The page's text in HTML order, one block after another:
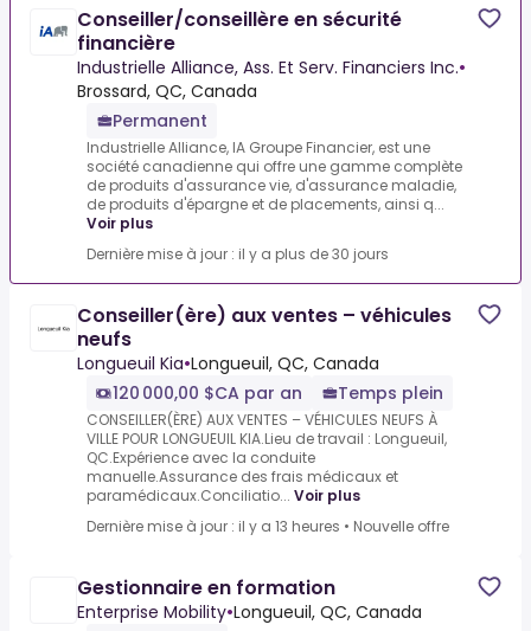
Conseiller/conseillère en sécurité
financière
Industrielle Alliance, Ass. Et Serv. Financiers Inc.•
Brossard, QC, Canada
Permanent
Industrielle Alliance, IA Groupe Financier, est une
société canadienne qui offre une gamme complète
de produits d'assurance vie, d'assurance maladie,
de produits d'épargne et de placements, ainsi q...
Voir plus
Dernière mise à jour : il y a plus de 30 jours
Conseiller(ère) aux ventes – véhicules
neufs
Longueuil Kia•Longueuil, QC, Canada
120 000,00 $CA par an
Temps plein
CONSEILLER(ÈRE) AUX VENTES – VÉHICULES NEUFS À
VILLE POUR LONGUEUIL KIA.Lieu de travail : Longueuil,
QC.Expérience avec la conduite
manuelle.Assurance des frais médicaux et
paramédicaux.Conciliatio... Voir plus
Dernière mise à jour : il y a 13 heures • Nouvelle offre
Gestionnaire en formation
Enterprise Mobility•Longueuil, QC, Canada